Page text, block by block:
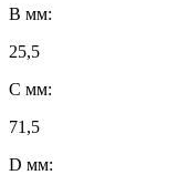
B мм:
25,5
C мм:
71,5
D мм: